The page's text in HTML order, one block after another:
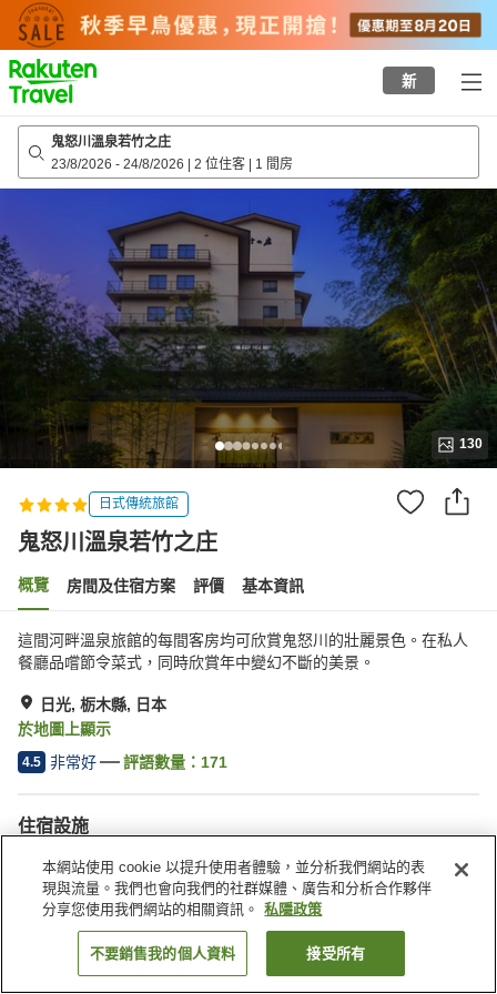
to
top
page
新
鬼怒川溫泉若竹之庄
23/8/2026 - 24/8/2026 | 2 位住客 | 1 間房
130
日式傳統旅館
鬼怒川溫泉若竹之庄
概覽 房間及住宿方案 評價 基本資訊
這間河畔溫泉旅館的每間客房均可欣賞鬼怒川的壯麗景色。在私人
餐廳品嚐節令菜式，同時欣賞年中變幻不斷的美景。
日光, 栃木縣, 日本
於地圖上顯示
4.5 非常好 評語數量： 171
住宿設施
停車場
水療/美容院
私人包場
宵夜區
找客房
本網站使用 cookie 以提升使用者體驗，並分析我們網站的表
現與流量。我們也會向我們的社群媒體、廣告和分析合作夥伴
分享您使用我們網站的相關資訊。
私隱政策
不要銷售我的個人資料 接受所有